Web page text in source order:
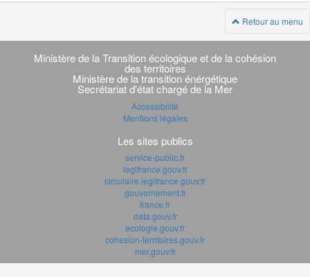
Retour au menu
Navigation
transverse
Ministère de la Transition écologique et de la cohésion
des territoires
Ministère de la transition énérgétique
Secrétariat d'état chargé de la Mer
Accessibilité
Mentions légales
Les sites publics
service-public.fr
legifrance.gouv.fr
circulaire.legifrance.gouv.fr
gouvernement.fr
france.fr
data.gouv.fr
ecologie.gouv.fr
cohesion-territoires.gouv.fr
mer.gouv.fr